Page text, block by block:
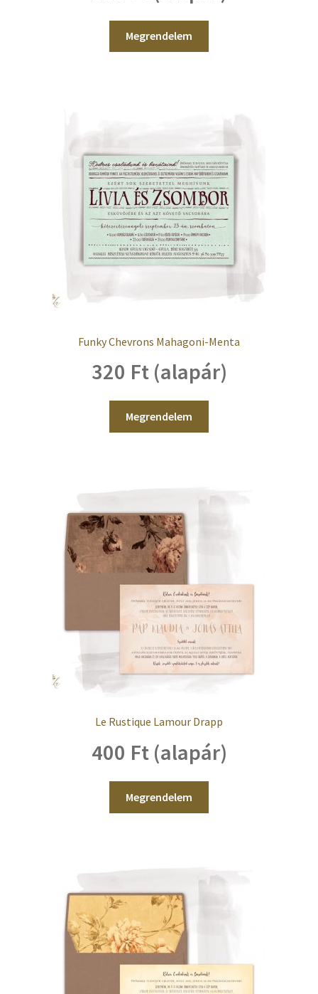
Megrendelem
Funky Chevrons Mahagoni-Menta
320 Ft (alapár)
Megrendelem
Le Rustique Lamour Drapp
400 Ft (alapár)
Megrendelem